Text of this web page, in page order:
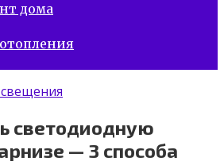
дома
светодиодную
— 3 способа